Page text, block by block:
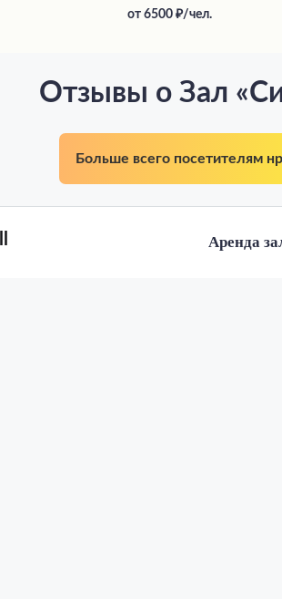
от6500 /чел.
Отзывы о Зал
Больше всего посетителям
Аренда